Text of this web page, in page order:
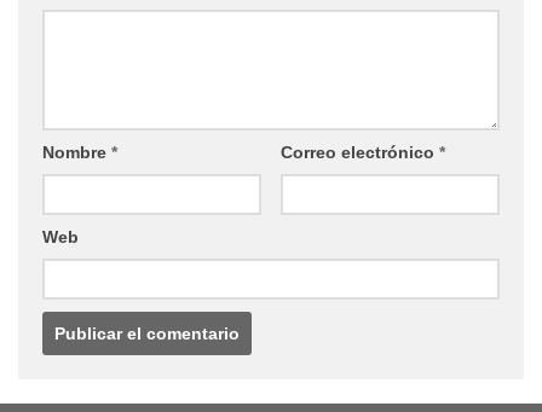
Nombre * Correo electrónico *
Web